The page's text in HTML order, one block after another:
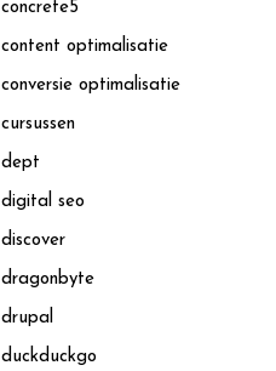
concrete5
content optimalisatie
conversie optimalisatie
cursussen
dept
digital seo
discover
dragonbyte
drupal
duckduckgo